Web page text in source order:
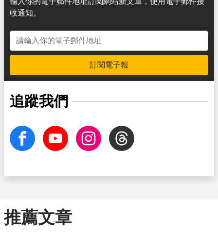
收通知。
電子郵件地址
訂閱電子報
追蹤我們
facebook Youtube InstagramThreads
推薦文章